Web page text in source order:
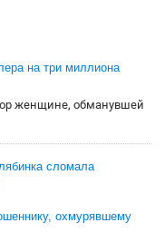
на три миллиона
женщине, обманувшей
сломала
охмурявшему